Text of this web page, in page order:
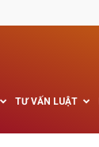
TƯ VẤN LUẬT